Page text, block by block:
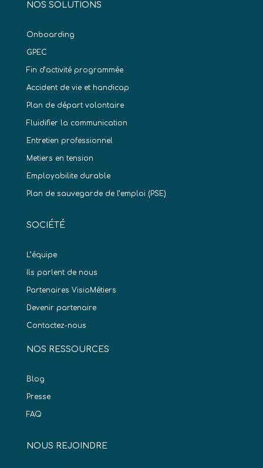
NOS SOLUTIONS
Onboarding
GPEC
Fin d’activité programmée
Accident de vie et handicap
Plan de départ volontaire
Fluidifier la communication
Entretien professionnel
Metiers en tension
Employabilite durable
Plan de sauvegarde de l’emploi (PSE)
SOCIÉTÉ
L’équipe
Ils parlent de nous
Partenaires VisioMétiers
Devenir partenaire
Contactez-nous
NOS RESSOURCES
Blog
Presse
FAQ
NOUS REJOINDRE